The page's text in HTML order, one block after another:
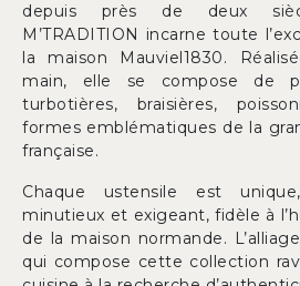
depuis près de deux
M’TRADITION incarne toute
la maison Mauviel1830.
main, elle se compose de
turbotières, braisières,
formes emblématiques de la
française.
Chaque ustensile est
minutieux et exigeant, fidèle à
de la maison normande.
qui compose cette collection